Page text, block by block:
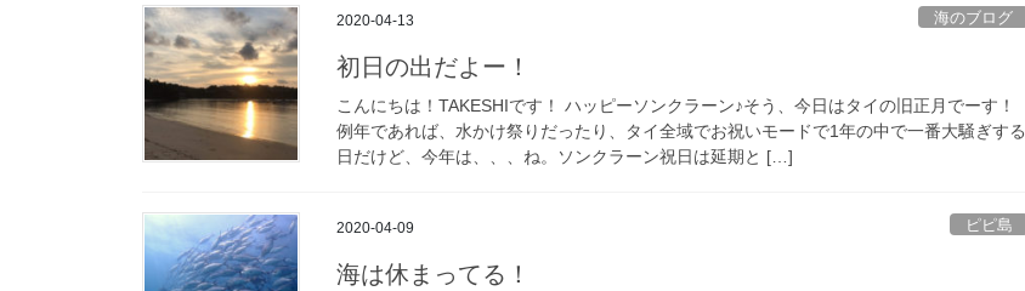
2020-04-13 海のブログ
初日の出だよー！
こんにちは！TAKESHIです！ ハッピーソンクラーン♪そう、今日はタイの旧正月でーす！
例年であれば、水かけ祭りだったり、タイ全域でお祝いモードで1年の中で一番大騒ぎする
日だけど、今年は、、、ね。ソンクラーン祝日は延期と […]
2020-04-09 ピピ島
海は休まってる！